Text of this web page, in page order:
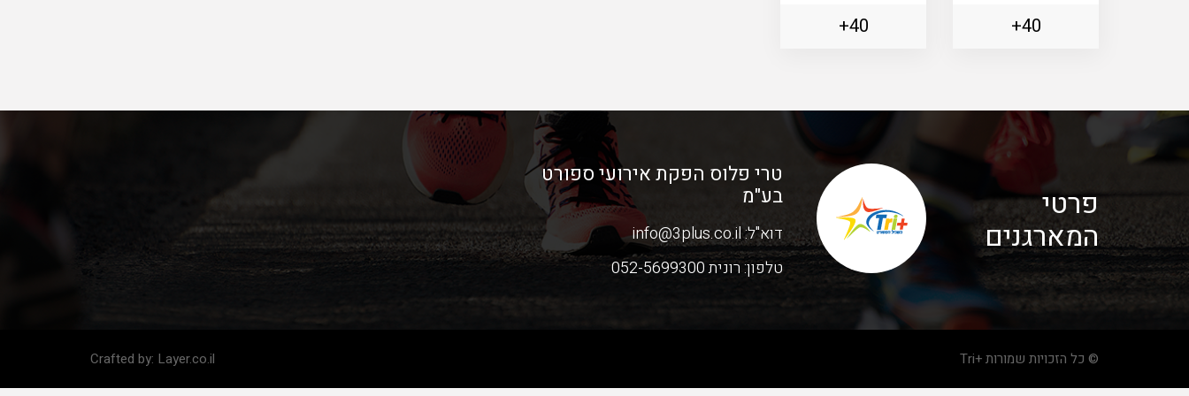
40+
40+
פרטי
המארגנים
טרי פלוס הפקת אירועי ספורט
בע"מ
דוא"ל:info@3plus.co.il
טלפון:רונית 052-5699300
© כל הזכויות שמורות +Tri Crafted by: Layer.co.il